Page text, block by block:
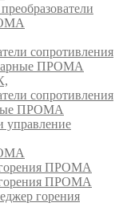
сопротивления
ПРОМА
сопротивления
ПРОМА
управление
ПРОМА
ПРОМА
горения